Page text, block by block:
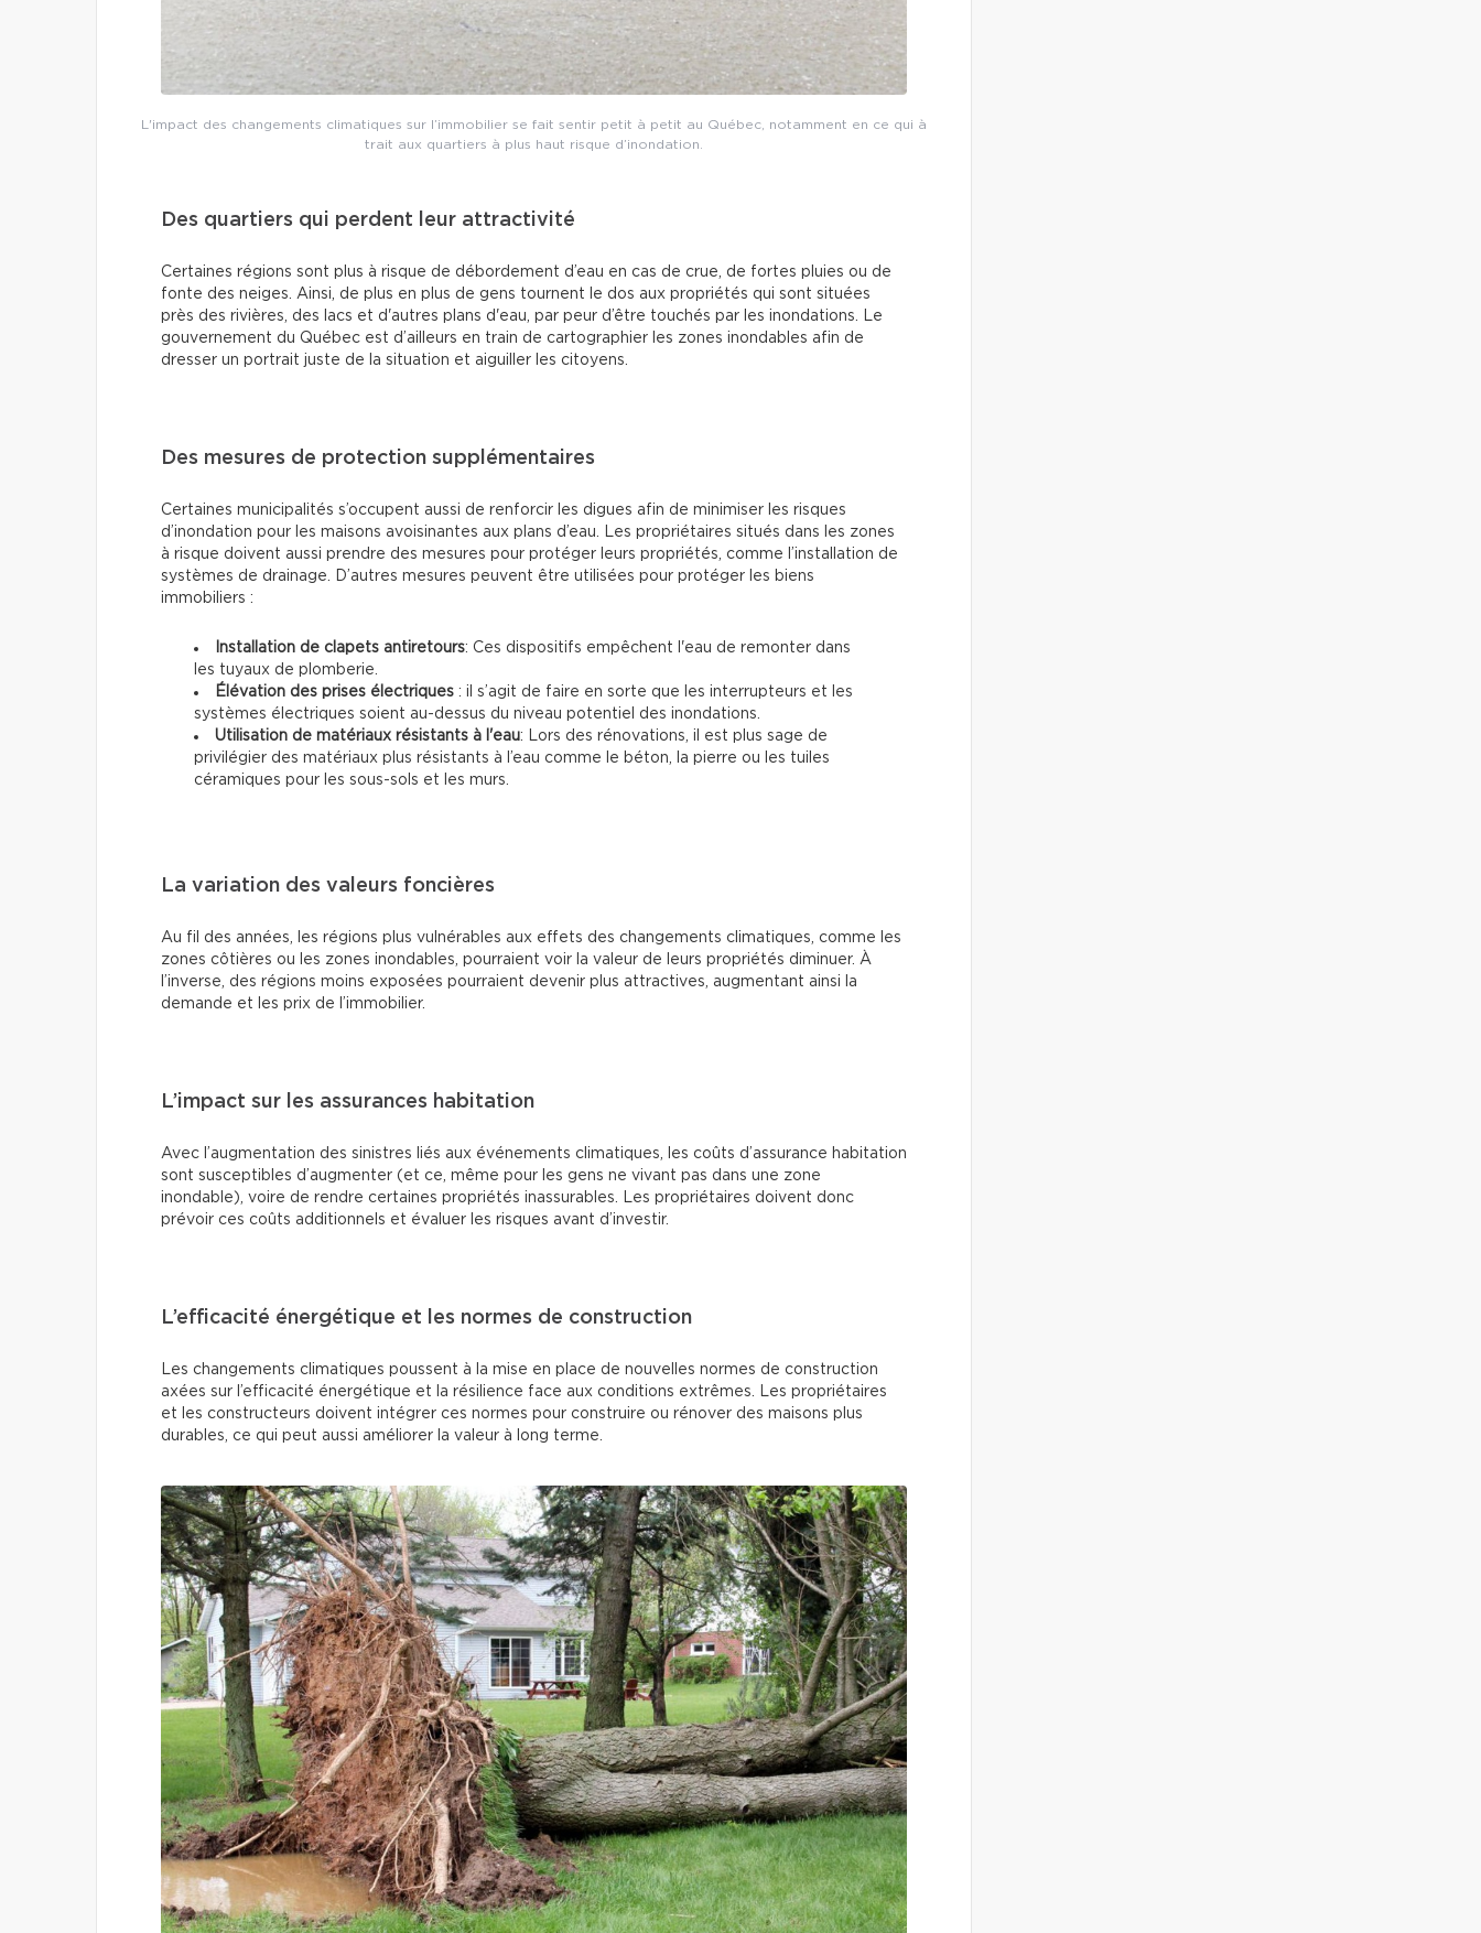
L'impact des changements climatiques sur l’immobilier se fait sentir petit à petit au Québec, notamment en ce qui à
trait aux quartiers à plus haut risque d’inondation.
Des quartiers qui perdent leur attractivité
Certaines régions sont plus à risque de débordement d’eau en cas de crue, de fortes pluies ou de
fonte des neiges. Ainsi, de plus en plus de gens tournent le dos aux propriétés qui sont situées
près des rivières, des lacs et d'autres plans d'eau, par peur d’être touchés par les inondations. Le
gouvernement du Québec est d’ailleurs en train de cartographier les zones inondables afin de
dresser un portrait juste de la situation et aiguiller les citoyens.
Des mesures de protection supplémentaires
Certaines municipalités s’occupent aussi de renforcir les digues afin de minimiser les risques
d’inondation pour les maisons avoisinantes aux plans d’eau. Les propriétaires situés dans les zones
à risque doivent aussi prendre des mesures pour protéger leurs propriétés, comme l’installation de
systèmes de drainage. D’autres mesures peuvent être utilisées pour protéger les biens
immobiliers :
Installation de clapets antiretours: Ces dispositifs empêchent l'eau de remonter dans
les tuyaux de plomberie.
Élévation des prises électriques : il s’agit de faire en sorte que les interrupteurs et les
systèmes électriques soient au-dessus du niveau potentiel des inondations.
Utilisation de matériaux résistants à l'eau: Lors des rénovations, il est plus sage de
privilégier des matériaux plus résistants à l’eau comme le béton, la pierre ou les tuiles
céramiques pour les sous-sols et les murs.
La variation des valeurs foncières
Au fil des années, les régions plus vulnérables aux effets des changements climatiques, comme les
zones côtières ou les zones inondables, pourraient voir la valeur de leurs propriétés diminuer. À
l’inverse, des régions moins exposées pourraient devenir plus attractives, augmentant ainsi la
demande et les prix de l’immobilier.
L’impact sur les assurances habitation
Avec l’augmentation des sinistres liés aux événements climatiques, les coûts d’assurance habitation
sont susceptibles d’augmenter (et ce, même pour les gens ne vivant pas dans une zone
inondable), voire de rendre certaines propriétés inassurables. Les propriétaires doivent donc
prévoir ces coûts additionnels et évaluer les risques avant d’investir.
L’efficacité énergétique et les normes de construction
Les changements climatiques poussent à la mise en place de nouvelles normes de construction
axées sur l’efficacité énergétique et la résilience face aux conditions extrêmes. Les propriétaires
et les constructeurs doivent intégrer ces normes pour construire ou rénover des maisons plus
durables, ce qui peut aussi améliorer la valeur à long terme.